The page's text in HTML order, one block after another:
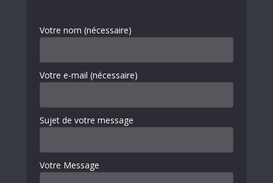
Votre nom (nécessaire)
Votre e-mail (nécessaire)
Sujet de votre message
Votre Message